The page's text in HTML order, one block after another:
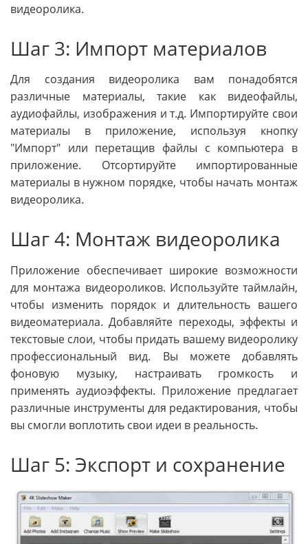
видеоролика.
Шаг 3: Импорт материалов
Для создания видеоролика вам понадобятся
различные материалы, такие как видеофайлы,
аудиофайлы, изображения и т.д. Импортируйте свои
материалы в приложение, используя кнопку
"Импорт" или перетащив файлы с компьютера в
приложение. Отсортируйте импортированные
материалы в нужном порядке, чтобы начать монтаж
видеоролика.
Шаг 4: Монтаж видеоролика
Приложение обеспечивает широкие возможности
для монтажа видеороликов. Используйте таймлайн,
чтобы изменить порядок и длительность вашего
видеоматериала. Добавляйте переходы, эффекты и
текстовые слои, чтобы придать вашему видеоролику
профессиональный вид. Вы можете добавлять
фоновую музыку, настраивать громкость и
применять аудиоэффекты. Приложение предлагает
различные инструменты для редактирования, чтобы
вы смогли воплотить свои идеи в реальность.
Шаг 5: Экспорт и сохранение